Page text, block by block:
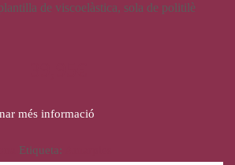
de viscoelàstica, sola de politilè
més informació
Etiqueta: